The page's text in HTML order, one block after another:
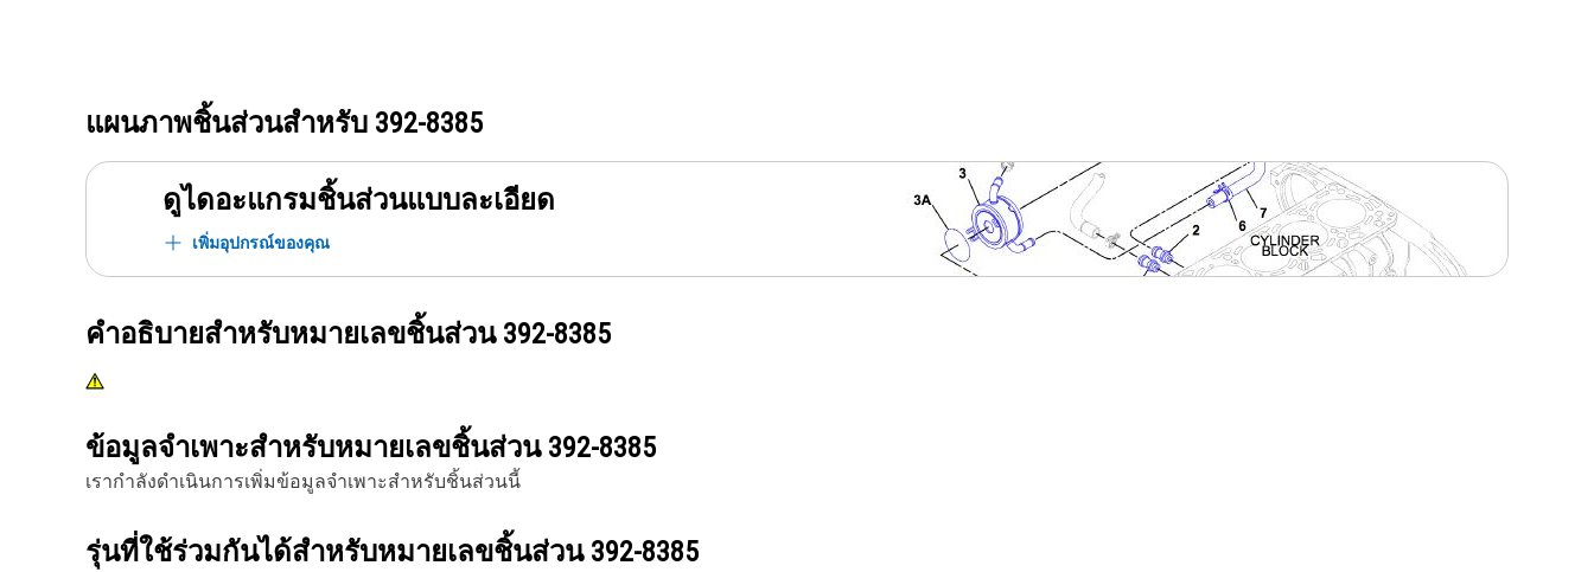
แผนภาพชิ้นส่วนสำหรับ 392-8385
ดูไดอะแกรมชิ้นส่วนแบบละเอียด
เพิ่มอุปกรณ์ของคุณ
คำอธิบายสำหรับหมายเลขชิ้นส่วน 392-8385
ข้อมูลจำเพาะสำหรับหมายเลขชิ้นส่วน 392-8385
เรากำลังดำเนินการเพิ่มข้อมูลจำเพาะสำหรับชิ้นส่วนนี้
รุ่นที่ใช้ร่วมกันได้สำหรับหมายเลขชิ้นส่วน 392-8385